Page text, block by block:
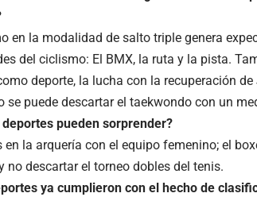
en la modalidad de salto triple genera
del ciclismo: El BMX, la ruta y la pista.
deporte, la lucha con la recuperación
se puede descartar el taekwondo con un
deportes pueden sorprender?
en la arquería con el equipo femenino; el
no descartar el torneo dobles del tenis.
ya cumplieron con el hecho de